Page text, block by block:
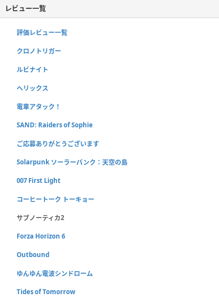
レビュー一覧
評価レビュー一覧
クロノトリガー
ルビナイト
ヘリックス
電車アタック！
SAND: Raiders of Sophie
ご応募ありがとうございます
Solarpunk ソーラーパンク：天空の島
007 First Light
コーヒートーク トーキョー
サブノーティカ2
Forza Horizon 6
Outbound
ゆんゆん電波シンドローム
Tides of Tomorrow